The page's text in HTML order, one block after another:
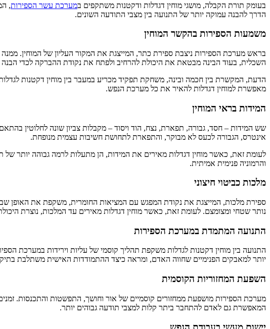
בעומק תורת הקבלה, מושגי מוחין דגדלות ודקטנות משתקפים במערכת עשר הספירות,
הדרך להבנה עמוקה יותר של התנועה בין מצבי התודעה השונים.
משמעות הספירות בהקשר המוחין
בראש מערכת הספירות ניצבת ספירת כתר, המייצגת את המקור העליון של המוחין.
השכלית, בעוד הבינה מבטאת את היכולת להרחיב ולפתח את נקודת ההברקה לכדי הבנה
הדעת, המקשרת בין חכמה ובינה, משחקת תפקיד מכריע במעבר בין מוחין דקטנות
מאפשרת למוחין דגדלות להאיר את כל מערכת הנפש.
המידות בראי המוחין
שש המידות – חסד, גבורה, תפארת, נצח, הוד ויסוד – מקבלות צביון שונה לחלוטין
אינטרס, הגבורה לכעס לא מבוקר, והתפארת לתחושת חשיבות עצמית מנופחת.
לעומת זאת, כאשר מוחין דגדלות מאירים את המידות, הן מתעלות לרמה גבוהה יותר
והרמוניה פנימית אמיתית.
מלכות כביטוי חיצוני
ספירת מלכות, המייצגת את נקודת המפגש עם המציאות החומרית, משקפת את האופן שבו
נותר שטחי ומצומצם. לעומת זאת, כאשר מוחין דגדלות מאירים עד המלכות, נוצרת
התנועה המתמדת במערכת הספירות
התנועה בין מוחין דקטנות לגדלות משקפת תהליך קוסמי של עליות וירידות במערכת
יותר למאבקים הפנימיים שחווה האדם, ומראה כיצד ההתמודדות האישית משתלבת
השפעת המחזוריות הקוסמית
מערכת הספירות מושפעת ממחזורים קוסמיים של אור וחושך, התפשטות והתכנסות.
המאפשרת גם לאדם להתחבר ביתר קלות למצבי תודעה גבוהים יותר.